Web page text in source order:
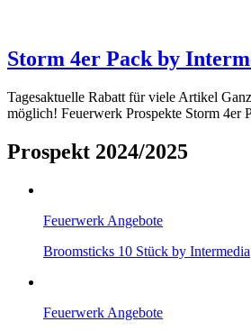
Storm 4er Pack by
Tagesaktuelle Rabatt für viele Artikel
möglich! Feuerwerk Prospekte Storm 4er
Prospekt 2024/2025
Feuerwerk Angebote
Broomsticks 10 Stück by Intermedia
Feuerwerk Angebote